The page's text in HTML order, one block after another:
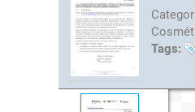
Tags: